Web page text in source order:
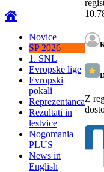
Novice
SP 2026
1. SNL
Evropske lige
Evropski
pokali
Reprezentanca
Rezultati in
lestvice
Nogomania
PLUS
News in
English
Z